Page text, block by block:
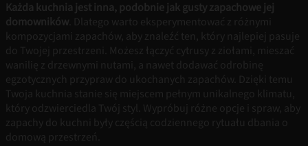
Każda kuchnia jest inna, podobnie jak gusty zapachowe jej
domowników . Dlatego warto eksperymentować z różnymi
kompozycjami zapachów, aby znaleźć ten, który najlepiej pasuje
do Twojej przestrzeni. Możesz łączyć cytrusy z ziołami, mieszać
wanilię z drzewnymi nutami, a nawet dodawać odrobinę
egzotycznych przypraw do ukochanych zapachów. Dzięki temu
Twoja kuchnia stanie się miejscem pełnym unikalnego klimatu,
który odzwierciedla Twój styl. Wypróbuj różne opcje i spraw, aby
zapachy do kuchni były częścią codziennego rytuału dbania o
domową przestrzeń.